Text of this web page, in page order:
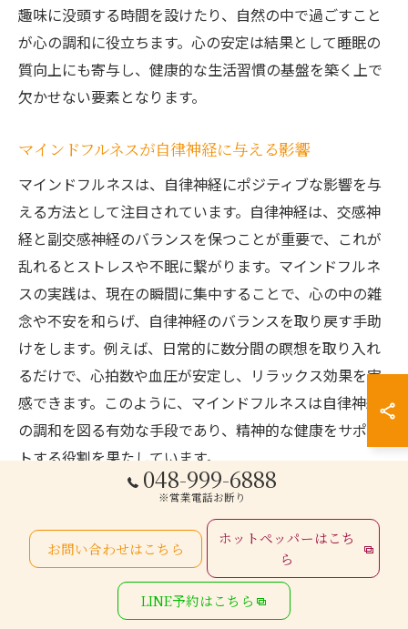
趣味に没頭する時間を設けたり、自然の中で過ごすこと
が心の調和に役立ちます。心の安定は結果として睡眠の
質向上にも寄与し、健康的な生活習慣の基盤を築く上で
欠かせない要素となります。
マインドフルネスが自律神経に与える影響
マインドフルネスは、自律神経にポジティブな影響を与
える方法として注目されています。自律神経は、交感神
経と副交感神経のバランスを保つことが重要で、これが
乱れるとストレスや不眠に繋がります。マインドフルネ
スの実践は、現在の瞬間に集中することで、心の中の雑
念や不安を和らげ、自律神経のバランスを取り戻す手助
けをします。例えば、日常的に数分間の瞑想を取り入れ
るだけで、心拍数や血圧が安定し、リラックス効果を実
感できます。このように、マインドフルネスは自律神経
の調和を図る有効な手段であり、精神的な健康をサポー
トする役割を果たしています。
深呼吸と自律神経の関係
深呼吸は、自律神経の調整において非常に重要な役割を
果たします。普段の生活で呼吸が浅くなりがちな現代人
にとって、深呼吸を意識的に行うことは、交感神経の過
048-999-6888
※営業電話お断り
お問い合わせはこちら
ホットペッパーはこち
ら
LINE予約はこちら